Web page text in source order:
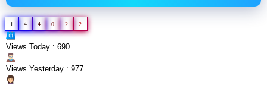
1 4 4 0 2 2
Views Today : 690
Views Yesterday : 977